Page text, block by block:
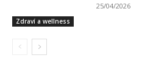
Zdraví a wellness
25/04/2026